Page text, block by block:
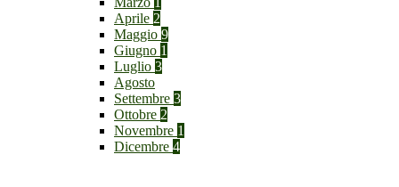
Aprile 2
Maggio 9
Giugno 1
Luglio 3
Agosto
Settembre 3
Ottobre 2
Novembre 1
Dicembre 4